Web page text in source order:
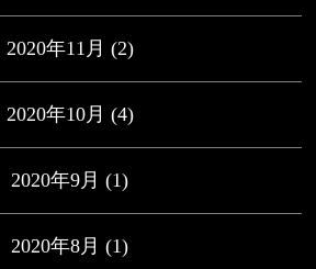
2020年11月 (2)
2020年10月 (4)
2020年9月 (1)
2020年8月 (1)